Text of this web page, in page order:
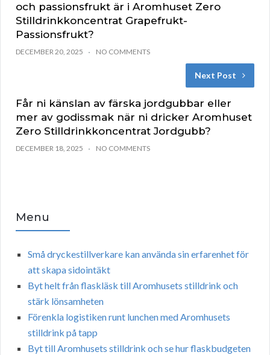
och passionsfrukt är i Aromhuset Zero
Stilldrinkkoncentrat Grapefrukt-
Passionsfrukt?
DECEMBER 20, 2025 NO COMMENTS
Next Post
Får ni känslan av färska jordgubbar eller
mer av godissmak när ni dricker Aromhuset
Zero Stilldrinkkoncentrat Jordgubb?
DECEMBER 18, 2025 NO COMMENTS
Menu
Små dryckestillverkare kan använda sin erfarenhet för
att skapa sidointäkt
Byt helt från flaskläsk till Aromhusets stilldrink och
stärk lönsamheten
Förenkla logistiken runt lunchen med Aromhusets
stilldrink på tapp
Byt till Aromhusets stilldrink och se hur flaskbudgeten